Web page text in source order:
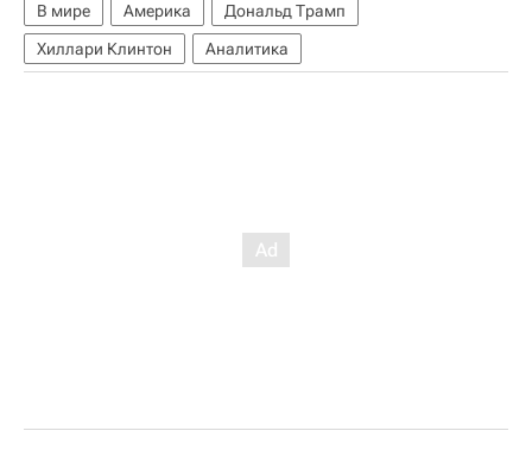
В мире Америка
Дональд Трамп
Хиллари Клинтон
Аналитика